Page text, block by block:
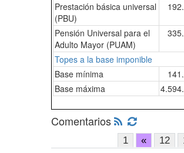
Prestación básica universal
(PBU)
Pensión Universal para el
Adulto Mayor (PUAM)
Topes a la base imponible
Base mínima
Base máxima
Comentarios
1 « 12